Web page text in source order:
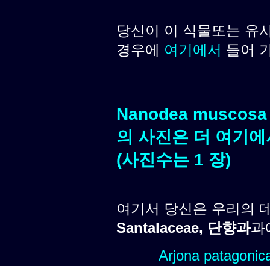
당신이 이 식물또는 유
경우에 여기에서 들어
Nanodea
의 사진은 더 여기
(사진수는 1 장)
여기서 당신은 우리의
Santalaceae, 단향과과
Arjona